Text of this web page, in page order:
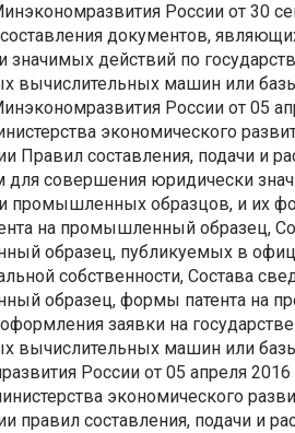
России от 30
документов,
значимых действий по
вычислительных машин или
России от 05
экономического
Правил составления, подачи и
для совершения юридически
промышленных образцов, и их
на промышленный образец,
образец, публикуемых в
собственности, Состава
образец, формы патента на
заявки на
вычислительных машин или
России от 05 апреля
экономического
правил составления, подачи и